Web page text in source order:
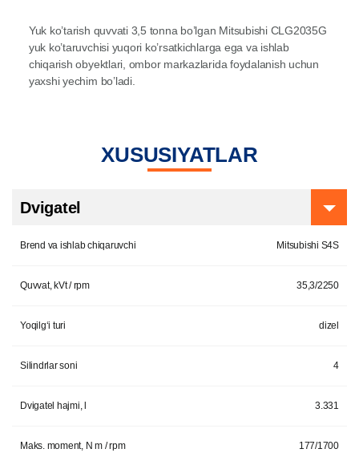
Yuk ko’tarish quvvati 3,5 tonna bo’lgan Mitsubishi CLG2035G
yuk ko’taruvchisi yuqori ko’rsatkichlarga ega va ishlab
chiqarish obyektlari, ombor markazlarida foydalanish uchun
yaxshi yechim bo’ladi.
XUSUSIYATLAR
Dvigatel
Brend va ishlab chiqaruvchi Mitsubishi S4S
Quvvat, kVt / rpm 35,3/2250
Yoqilg‘i turi dizel
Silindrlar soni 4
Dvigatel hajmi, l 3.331
Maks. moment, N m / rpm 177/1700